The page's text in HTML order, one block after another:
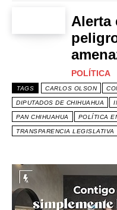
Alerta
POLÍTICA
TAGS CARLOS OLSON
DIPUTADOS DE CHIHUAHUA
PAN CHIHUAHUA POLÍTICA
TRANSPARENCIA LEGISLATIVA